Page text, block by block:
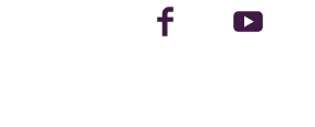
Facebook Youtube